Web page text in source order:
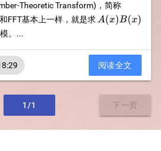
Theoretic Transform)，简称
FFT基本上一样，就是求 A(x)B(x)
A(x)B(x)
。...
阅读全文
1/1 下一页